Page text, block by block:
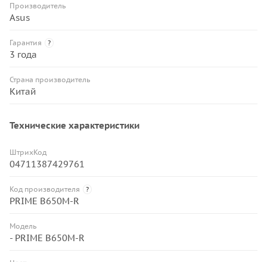
Производитель
Asus
Гарантия ?
3 года
Страна производитель
Китай
Технические характеристики
ШтрихКод
04711387429761
Код производителя ?
PRIME B650M-R
Модель
- PRIME B650M-R